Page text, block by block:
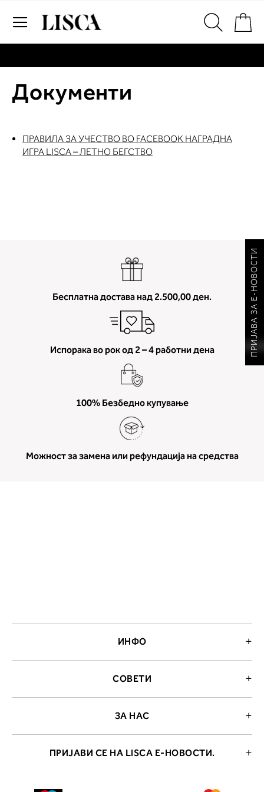
to
Content
Документи
ПРАВИЛА ЗА УЧЕСТВО ВО FACEBOOK НАГРАДНА
ИГРА LISCA – ЛЕТНО БЕГСТВО
Бесплатна достава над 2.500,00 ден.
Испорака во рок од 2 – 4 работни дена
100% Безбедно купување
Можност за замена или рефундација на средства
ИНФО
СОВЕТИ
ЗА НАС
ПРИЈАВИ СЕ НА LISCA Е-НОВОСТИ.
ПРИЈАВА ЗА Е-НОВОСТИ